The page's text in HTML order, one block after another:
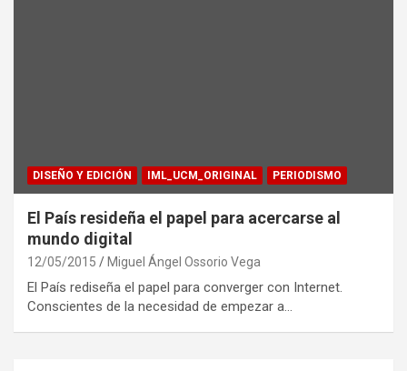
DISEÑO Y EDICIÓN IML_UCM_ORIGINAL PERIODISMO
El País resideña el papel para acercarse al
mundo digital
12/05/2015 Miguel Ángel Ossorio Vega
El País rediseña el papel para converger con Internet.
Conscientes de la necesidad de empezar a…